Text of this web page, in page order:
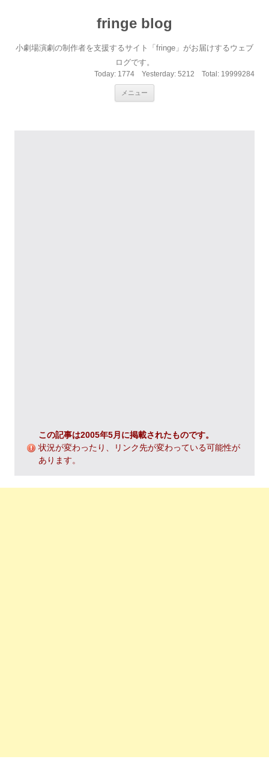
fringe blog
小劇場演劇の制作者を支援するサイト「fringe」がお届けするウェブ
ログです。
Today: 1774 Yesterday: 5212 Total: 19999284
メニュー
この記事は2005年5月に掲載されたものです。
状況が変わったり、リンク先が変わっている可能性が
あります。